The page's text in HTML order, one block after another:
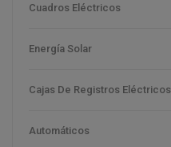
Cuadros Eléctricos
Energía Solar
Cajas De Registros Eléctricos
Automáticos